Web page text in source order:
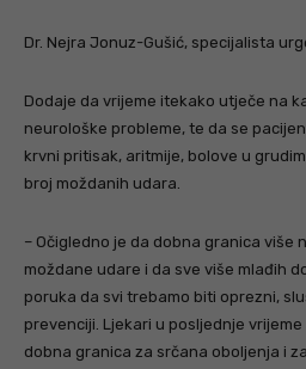
Dr. Nejra Jonuz-Gušić, specijalista
Dodaje da vrijeme itekako utječe na
neurološke probleme, te da se
krvni pritisak, aritmije, bolove u
broj moždanih udara.
– Očigledno je da dobna granica više
moždane udare i da sve više mlađih
poruka da svi trebamo biti oprezni,
prevenciji. Ljekari u posljednje
dobna granica za srčana oboljenja i